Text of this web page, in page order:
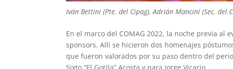
Iván Bettini (Pte. del Cipag), Adrián Mancini (Sec. del
En el marco del COMAG 2022, la noche previa al
sponsors. Allí se hicieron dos homenajes
que fueron valorados por su paso dentro del